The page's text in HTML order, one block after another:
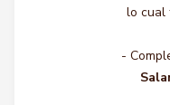
lo cual
-